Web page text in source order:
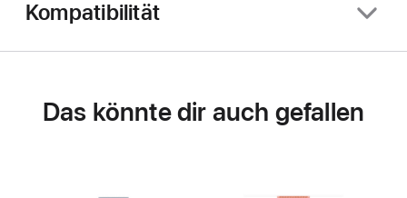
Kompatibilität
Das könnte dir auch gefallen